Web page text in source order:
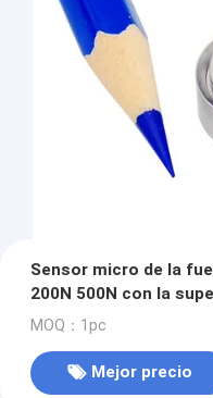
Sensor micro de la
200N 500N con la
MOQ：1pc
Mejor precio